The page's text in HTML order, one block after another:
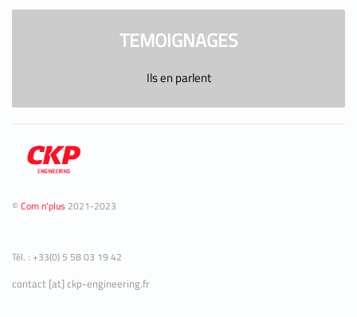
TEMOIGNAGES
Ils en parlent
© Com n'plus 2021-2023
Tél. : +33(0) 5 58 03 19 42
contact [at] ckp-engineering.fr